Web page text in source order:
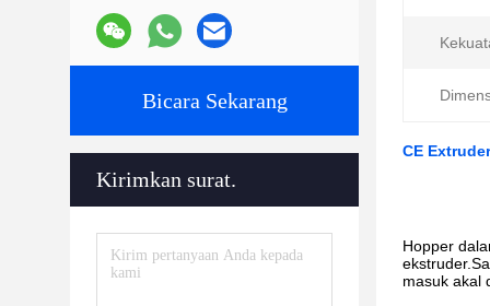
Bicara Sekarang
Kirimkan surat.
CE
Hopper
masuk akal